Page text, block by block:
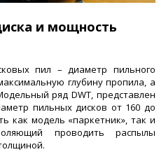
и мощность
пил – диаметр пильного
глубину пропила, а
ряд DWT, представлен
пильных дисков от 160 до
как модель «паркетник», так и
проводить распылы